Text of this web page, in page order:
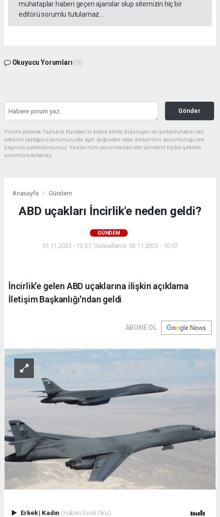
muhataplar haberi geçen ajanslar olup sitemizin hiç bir
editörü sorumlu tutulamaz...
Okuyucu Yorumları (0)
Gönder
Yorum yazarak Topluluk Kuralları’nı kabul etmiş bulunuyor ve ipekyoluhaber.net
sitesine yaptığınız yorumunuzla ilgili doğrudan veya dolaylı tüm sorumluluğu tek
başınıza üstleniyorsunuz. Yazılan tüm yorumlardan site yönetimi hiçbir şekilde
sorumlu tutulamaz.
Anasayfa Gündem
ABD uçakları İncirlik'e neden geldi?
GÜNDEM
01.11.2023 - 13:27, Güncelleme: 03.11.2023 - 10:57
İncirlik’e gelen ABD uçaklarına ilişkin açıklama
İletişim Başkanlığı'ndan geldi
ABONE OL
Erkek| Kadın (Haberi Sesli Oku)